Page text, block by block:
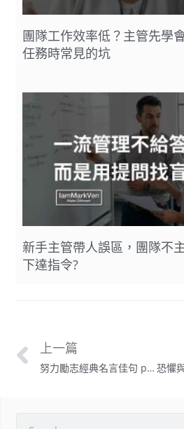
團隊工作效率低？主管先學
任務時常見的坑
新手主管帶人誤區，團隊不
下達指令?
上一篇
努力勵志經典名言佳句 part 5｜馬克凡說